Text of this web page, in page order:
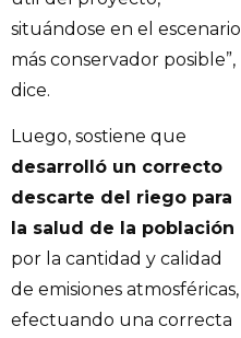
situándose en el escenario
más conservador posible”,
dice.
Luego, sostiene que
desarrolló un correcto
descarte del riego para
la salud de la población
por la cantidad y calidad
de emisiones atmosféricas,
efectuando una correcta